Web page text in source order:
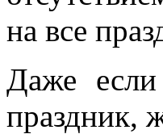
на все
Даже
праздник,